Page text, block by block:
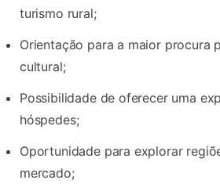
turismo rural;
Orientação para a maior procura
cultural;
Possibilidade de oferecer uma
hóspedes;
Oportunidade para explorar
mercado;